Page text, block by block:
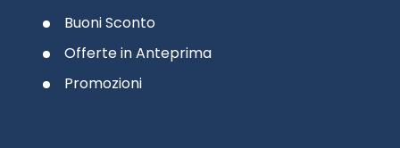
Buoni Sconto
Offerte in Anteprima
Promozioni